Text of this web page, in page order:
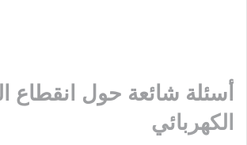
أسئلة شائعة حول انقطاع
الكهربائي